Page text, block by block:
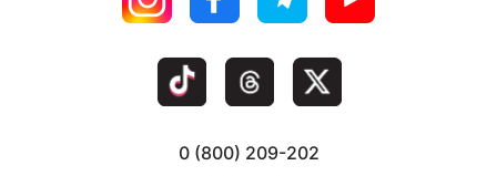
0 (800) 209-202